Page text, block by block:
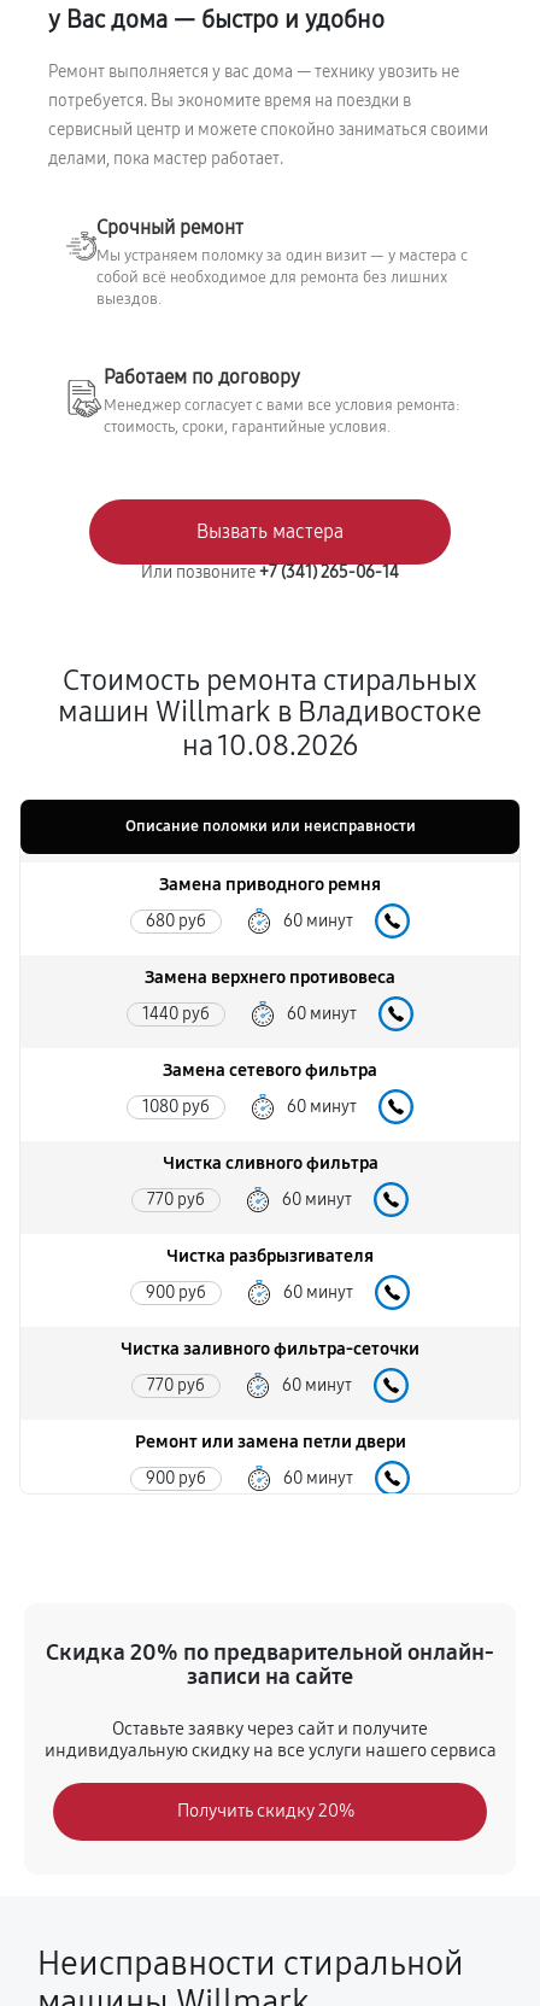
у Вас дома — быстро и удобно
Ремонт выполняется у вас дома — технику увозить не
потребуется. Вы экономите время на поездки в
сервисный центр и можете спокойно заниматься своими
делами, пока мастер работает.
Вызвать мастера
Или позвоните+7 (341) 265-06-14
Срочный ремонт
Мы устраняем поломку за один визит — у мастера с
собой всё необходимое для ремонта без лишних
выездов.
Работаем по договору
Менеджер согласует с вами все условия ремонта:
стоимость, сроки, гарантийные условия.
Стоимость ремонта стиральных
машин Willmark в Владивостоке
на 10.08.2026
Описание поломки или неисправности
Замена приводного ремня
680 руб 60 минут
Замена верхнего противовеса
1440 руб 60 минут
Замена сетевого фильтра
1080 руб 60 минут
Чистка сливного фильтра
770 руб 60 минут
Чистка разбрызгивателя
900 руб 60 минут
Чистка заливного фильтра-сеточки
770 руб 60 минут
Ремонт или замена петли двери
900 руб 60 минут
3110 руб 60 минут
Ремонт или замена патрубка
1130 руб 60 минут
Замена бака
Ремонт аквастопа
Скидка 20% по предварительной онлайн-
записи на сайте
Оставьте заявку через сайт и получите
индивидуальную скидку на все услуги нашего сервиса
Получить скидку 20%
Неисправности стиральной